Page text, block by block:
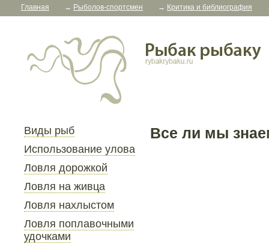
Главная → Рыболов-спортсмен → Критика и библиография
Виды рыб
Использование улова
Ловля дорожкой
Ловля на живца
Ловля нахлыстом
Ловля поплавочными
удочками
Все ли мы